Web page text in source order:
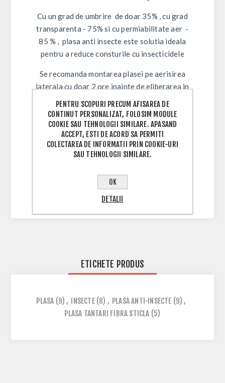
Cu ungrad de umbrire de doar 35% , cu grad
transparenta - 75% si cu permiabilitate aer -
85 % , plasa anti insecte este solutia ideala
pentru a reduce consturile cu insecticidele
Se recomanda montarea plasei pe aerisirea
laterala cu doar 2 ore inainte de eliberarea in
sera sau solar a pradatorilor naturali.
ETICHETE PRODUS
PLASA (9) , INSECTE (8) , PLASA ANTI-INSECTE (9) ,
PLASA TANTARI FIBRA STICLA (5)
PENTRU SCOPURI PRECUM AFISAREA DE
CONTINUT PERSONALIZAT, FOLOSIM MODULE
COOKIE SAU TEHNOLOGII SIMILARE. APASAND
ACCEPT, ESTI DE ACORD SA PERMITI
COLECTAREA DE INFORMATII PRIN COOKIE-URI
SAU TEHNOLOGII SIMILARE.
OK
DETALII